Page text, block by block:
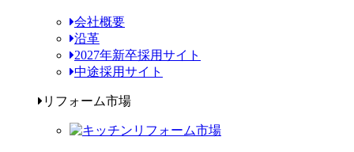
会社概要
沿革
2027年新卒採用サイト
中途採用サイト
リフォーム市場